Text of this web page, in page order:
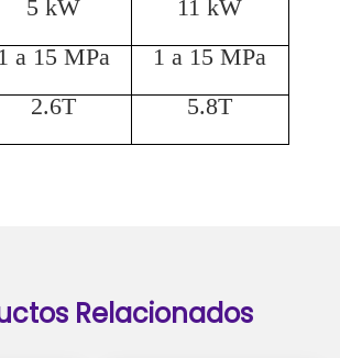
5 kW
11 kW
1 a 15 MPa
1 a 15 MPa
2.6T 5.8T
Relacionados